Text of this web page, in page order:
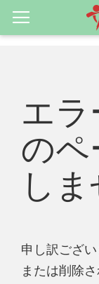
エラ
のペ
し
申し訳ござ
または削除